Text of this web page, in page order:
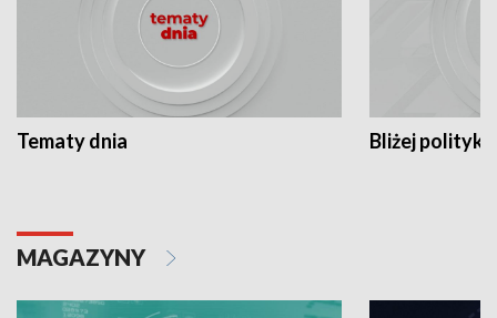
Tematy dnia Bliżej polityki
MAGAZYNY